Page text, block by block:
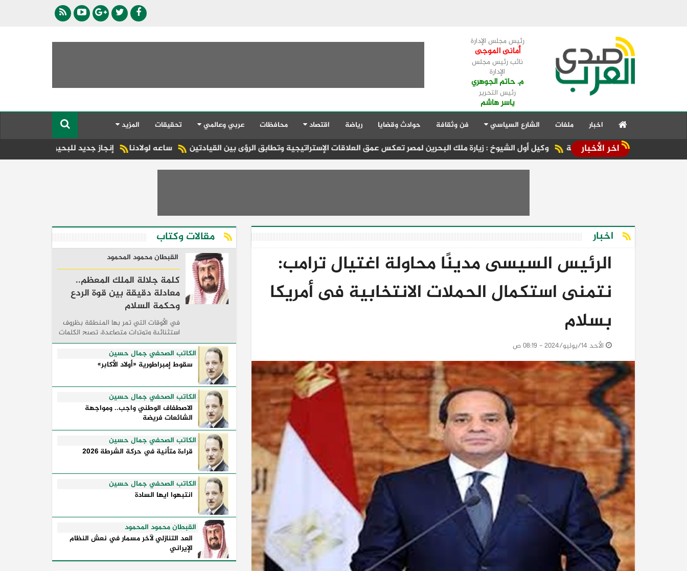
رئيس مجلس الإدارة
أمانى الموجى
نائب رئيس مجلس
الإدارة
م. حاتم الجوهري
رئيس التحرير
ياسر هاشم
اخبار ملفات الشارع السياسي فن وثقافة حوادث وقضايا رياضة اقتصاد محافظات عربي وعالمي تحقيقات المزيد
اخر الأخبار إنجاز جديد للبحيرة.. شبراخيت وبدر ضمن أفضل 10 وحدات محلية على مستوى الجمهورية بجائزة مصر للتميز ساعه لولادنا وكيل أول الشيوخ : زيارة ملك البحرين لمصر تعكس عمق العلاقات الإستراتيجية وتطابق الرؤى بين القيادتين شرم الشيخ والغردقة
اخبار
الرئيس السيسى مدينًا محاولة اغتيال ترامب:
نتمنى استكمال الحملات الانتخابية فى أمريكا
بسلام
الأحد 14/يوليو/2024 - 08:19 ص
مقالات وكتاب
القبطان محمود المحمود
كلمة جلالة الملك المعظم..
معادلة دقيقة بين قوة الردع
وحكمة السلام
في الأوقات التي تمر بها المنطقة بظروف
استثنائية وتوترات متصاعدة، تصبح الكلمات
السياسية أكثر من مجرد مواقف معلنة؛ فهي
تكشف طريقة تفكير الدول، وكيفية إدارتها
للأزمات، والحدود التي تفصل بين القوة ...
الكاتب الصحفي جمال حسين
سقوط إمبراطورية «أولاد الأكابر»
الكاتب الصحفي جمال حسين
الاصطفاف الوطني واجب.. ومواجهة
الشائعات فريضة
الكاتب الصحفي جمال حسين
قراءة متأنية في حركة الشرطة 2026
الكاتب الصحفي جمال حسين
انتبهوا ايها السادة
القبطان محمود المحمود
العد التنازلي لآخر مسمار في نعش النظام
الإيراني